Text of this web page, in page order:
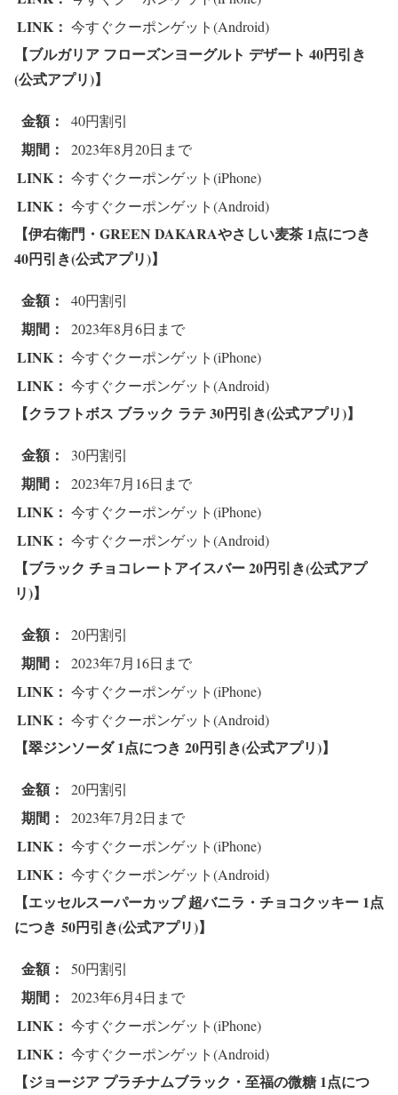
LINK： 今すぐクーポンゲット(Android)
【ブルガリア フローズンヨーグルト デザート 40円引き
(公式アプリ)】
金額： 40円割引
期間： 2023年8月20日まで
LINK： 今すぐクーポンゲット(iPhone)
LINK： 今すぐクーポンゲット(Android)
【伊右衛門・GREEN DAKARAやさしい麦茶 1点につき
40円引き(公式アプリ)】
金額： 40円割引
期間： 2023年8月6日まで
LINK： 今すぐクーポンゲット(iPhone)
LINK： 今すぐクーポンゲット(Android)
【クラフトボス ブラック ラテ30円引き(公式アプリ)】
金額： 30円割引
期間： 2023年7月16日まで
LINK： 今すぐクーポンゲット(iPhone)
LINK： 今すぐクーポンゲット(Android)
【ブラック チョコレートアイスバー20円引き(公式アプ
リ)】
金額： 20円割引
期間： 2023年7月16日まで
LINK： 今すぐクーポンゲット(iPhone)
LINK： 今すぐクーポンゲット(Android)
【翠ジンソーダ 1点につき 20円引き(公式アプリ)】
金額： 20円割引
期間： 2023年7月2日まで
LINK： 今すぐクーポンゲット(iPhone)
LINK： 今すぐクーポンゲット(Android)
【エッセルスーパーカップ 超バニラ・チョコクッキー 1点
につき 50円引き(公式アプリ)】
金額： 50円割引
期間： 2023年6月4日まで
LINK： 今すぐクーポンゲット(iPhone)
LINK： 今すぐクーポンゲット(Android)
【ジョージア プラチナムブラック・至福の微糖 1点につ